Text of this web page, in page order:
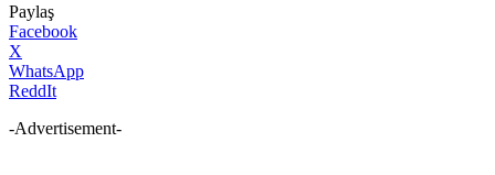
Paylaş
Facebook
X
WhatsApp
ReddIt
-Advertisement-